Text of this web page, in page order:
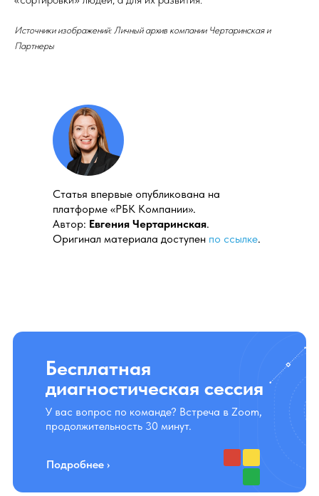
Источники изображений: Личный архив компании Чертаринская и
Партнеры
Cтатья впервые опубликована на
платформе «РБК Компании».
Автор: Евгения Чертаринская.
Оригинал материала доступен по ссылке.
У вас вопрос по команде? Встреча в Zoom,
продолжительность 30 минут.
Бесплатная
диагностическая сессия
Подробнее ›